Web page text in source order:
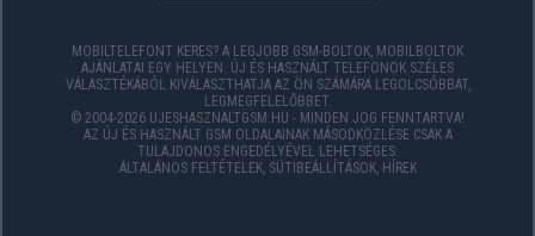
MOBILTELEFONT KERES? A LEGJOBB GSM-BOLTOK, MOBILBOLTOK
AJÁNLATAI EGY HELYEN. ÚJ ÉS HASZNÁLT TELEFONOK SZÉLES
VÁLASZTÉKÁBÓL KIVÁLASZTHATJA AZ ÖN SZÁMÁRA LEGOLCSÓBBAT,
LEGMEGFELELŐBBET.
© 2004-2026 UJESHASZNALTGSM.HU - MINDEN JOG FENNTARTVA!
AZ ÚJ ÉS HASZNÁLT GSM OLDALAINAK MÁSODKÖZLÉSE CSAK A
TULAJDONOS ENGEDÉLYÉVEL LEHETSÉGES.
ÁLTALÁNOS FELTÉTELEK, SÜTIBEÁLLÍTÁSOK, HÍREK